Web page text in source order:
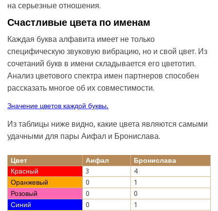
на серьезные отношения.
Счастливые цвета по именам
Каждая буква алфавита имеет не только
специфическую звуковую вибрацию, но и свой цвет. Из
сочетаний букв в имени складывается его цветотип.
Анализ цветового спектра имен партнеров способен
рассказать многое об их совместимости.
Значение цветов каждой буквы.
Из таблицы ниже видно, какие цвета являются самыми
удачными для пары Аифал и Бронислава.
Цвет Аифал
Бронислава
Красный
3
4
Оранжевый
0
1
Розовый
0
0
Синий
0
1